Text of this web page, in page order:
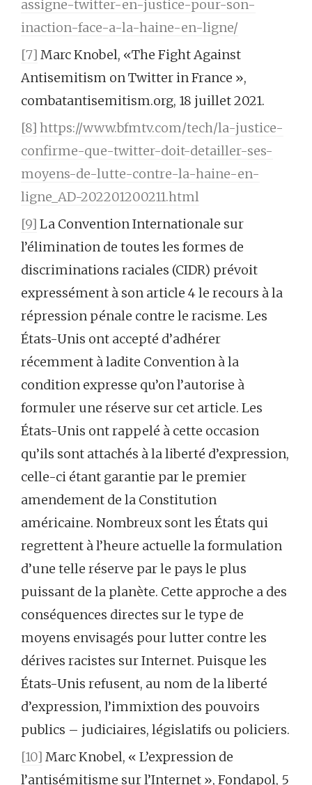
assigne-twitter-en-justice-pour-son-
inaction-face-a-la-haine-en-ligne/
[7] Marc Knobel, «The Fight Against
Antisemitism on Twitter in France »,
combatantisemitism.org, 18 juillet 2021.
[8] https://www.bfmtv.com/tech/la-justice-
confirme-que-twitter-doit-detailler-ses-
moyens-de-lutte-contre-la-haine-en-
ligne_AD-202201200211.html
[9] La Convention Internationale sur
l’élimination de toutes les formes de
discriminations raciales (CIDR) prévoit
expressément à son article 4 le recours à la
répression pénale contre le racisme. Les
États-Unis ont accepté d’adhérer
récemment à ladite Convention à la
condition expresse qu’on l’autorise à
formuler une réserve sur cet article. Les
États-Unis ont rappelé à cette occasion
qu’ils sont attachés à la liberté d’expression,
celle-ci étant garantie par le premier
amendement de la Constitution
américaine. Nombreux sont les États qui
regrettent à l’heure actuelle la formulation
d’une telle réserve par le pays le plus
puissant de la planète. Cette approche a des
conséquences directes sur le type de
moyens envisagés pour lutter contre les
dérives racistes sur Internet. Puisque les
États-Unis refusent, au nom de la liberté
d’expression, l’immixtion des pouvoirs
publics – judiciaires, législatifs ou policiers.
[10] Marc Knobel, « L’expression de
l’antisémitisme sur l’Internet », Fondapol, 5